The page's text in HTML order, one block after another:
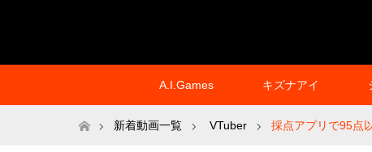
A.I.Games キズナアイ
ホーム新着動画一覧 VTuber 採点アプリで95点